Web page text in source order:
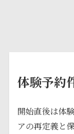
体験予約
開始直後は体
アの再定義と